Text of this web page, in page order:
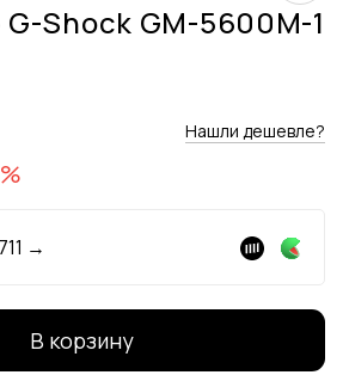
Shock GM-5600M-1
Нашли дешевле?
→
В корзину